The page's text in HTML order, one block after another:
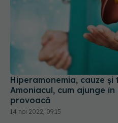
Hiperamonemia, cauze
Amoniacul, cum ajunge
provoacă
14 noi 2022, 09:15